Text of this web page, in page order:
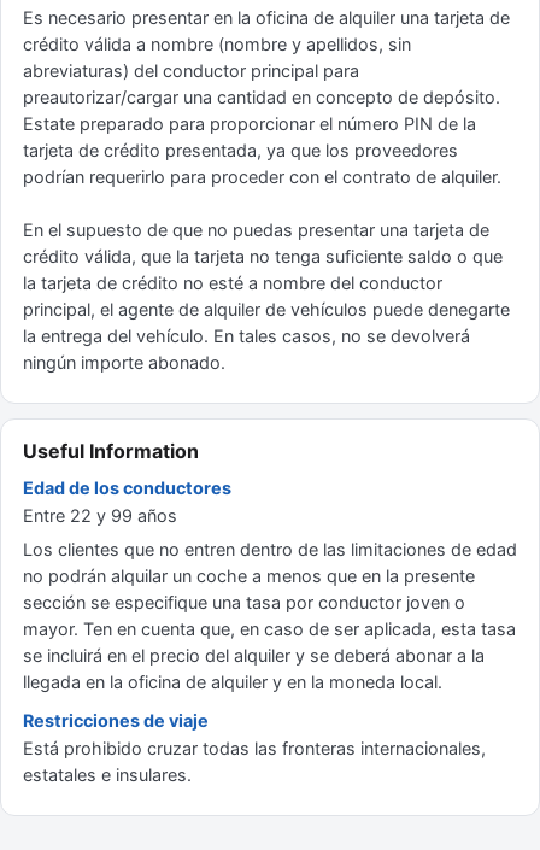
Es necesario presentar en la oficina de alquiler una tarjeta de
crédito válida a nombre (nombre y apellidos, sin
abreviaturas) del conductor principal para
preautorizar/cargar una cantidad en concepto de depósito.
Estate preparado para proporcionar el número PIN de la
tarjeta de crédito presentada, ya que los proveedores
podrían requerirlo para proceder con el contrato de alquiler.
En el supuesto de que no puedas presentar una tarjeta de
crédito válida, que la tarjeta no tenga suficiente saldo o que
la tarjeta de crédito no esté a nombre del conductor
principal, el agente de alquiler de vehículos puede denegarte
la entrega del vehículo. En tales casos, no se devolverá
ningún importe abonado.
Useful Information
Edad de los conductores
Entre 22 y 99 años
Los clientes que no entren dentro de las limitaciones de edad
no podrán alquilar un coche a menos que en la presente
sección se especifique una tasa por conductor joven o
mayor. Ten en cuenta que, en caso de ser aplicada, esta tasa
se incluirá en el precio del alquiler y se deberá abonar a la
llegada en la oficina de alquiler y en la moneda local.
Restricciones de viaje
Está prohibido cruzar todas las fronteras internacionales,
estatales e insulares.